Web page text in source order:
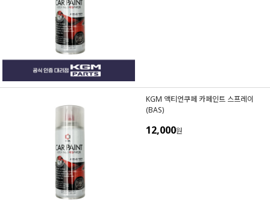
KGM 액티언쿠페 카페인트 스프레이
(BAS)
12,000원